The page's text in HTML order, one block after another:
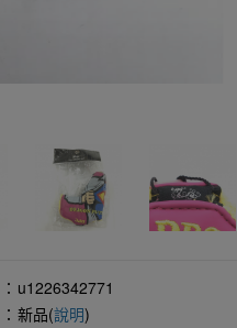
： u1226342771
： 新品(說明)